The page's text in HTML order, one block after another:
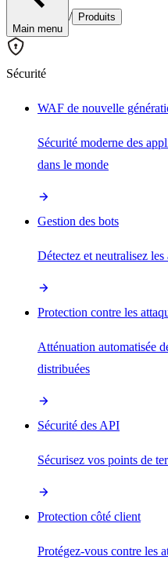
Main menu
/ Produits
Sécurité
WAF de nouvelle
Sécurité moderne des
dans le monde
Gestion des bots
Détectez et neutralisez les
Protection contre les
Atténuation automatisée
distribuées
Sécurité des API
Sécurisez vos points de
Protection côté client
Protégez-vous contre les